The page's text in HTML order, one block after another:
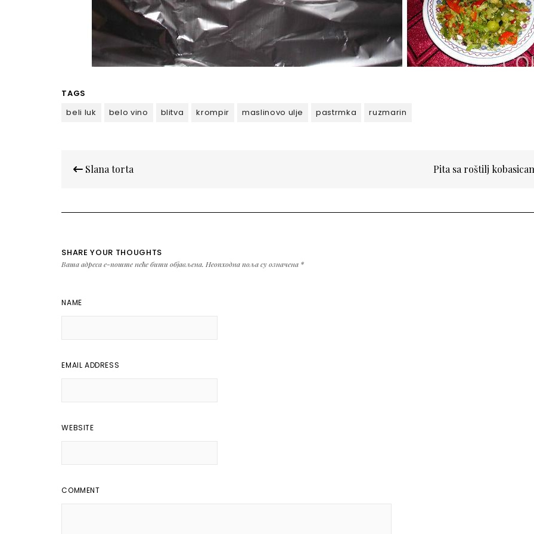
TAGS
beli luk
belo vino blitva krompir maslinovo ulje pastrmka ruzmarin
чланка
Slana torta Pita sa roštilj
SHARE YOUR THOUGHTS
Ваша адреса е-поште неће бити објављена. Неопходна поља су означена *
NAME
EMAIL ADDRESS
WEBSITE
COMMENT